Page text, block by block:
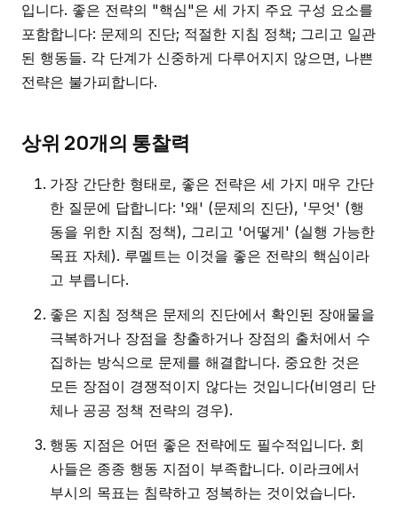
입니다. 좋은 전략의 "핵심"은 세 가지 주요 구성 요소를
포함합니다: 문제의 진단; 적절한 지침 정책; 그리고 일관
된 행동들. 각 단계가 신중하게 다루어지지 않으면, 나쁜
전략은 불가피합니다.
상위 20개의 통찰력
가장 간단한 형태로, 좋은 전략은 세 가지 매우 간단
한 질문에 답합니다: '왜' (문제의 진단), '무엇' (행
동을 위한 지침 정책), 그리고 '어떻게' (실행 가능한
목표 자체). 루멜트는 이것을 좋은 전략의 핵심이라
고 부릅니다.
좋은 지침 정책은 문제의 진단에서 확인된 장애물을
극복하거나 장점을 창출하거나 장점의 출처에서 수
집하는 방식으로 문제를 해결합니다. 중요한 것은
모든 장점이 경쟁적이지 않다는 것입니다(비영리 단
체나 공공 정책 전략의 경우).
행동 지점은 어떤 좋은 전략에도 필수적입니다. 회
사들은 종종 행동 지점이 부족합니다. 이라크에서
부시의 목표는 침략하고 정복하는 것이었습니다.